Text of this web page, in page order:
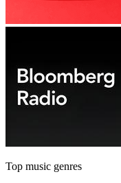
Top music genres